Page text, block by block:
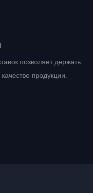
позволяет держать
продукции.